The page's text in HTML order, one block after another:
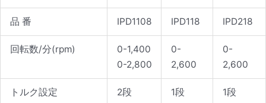
品 番 IPD1108 IPD118 IPD218
回転数/分(rpm)
0-1,400
0-2,800
0-
2,600
0-
2,600
トルク設定 2段 1段 1段